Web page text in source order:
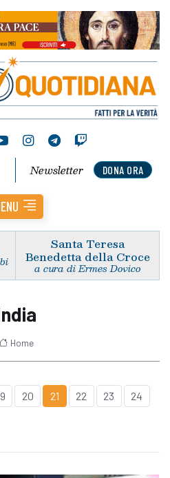
DONA ORA
Newsletter
Santa Teresa
Benedetta della Croce
a cura di Ermes Dovico
Home
20 21 22 23 24